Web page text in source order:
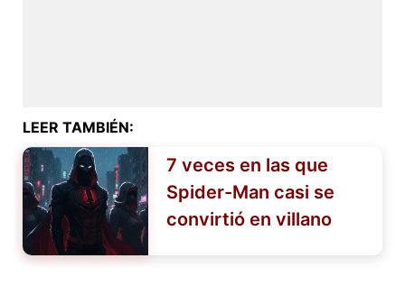
LEER TAMBIÉN:
7 veces en las que
Spider-Man casi se
convirtió en villano